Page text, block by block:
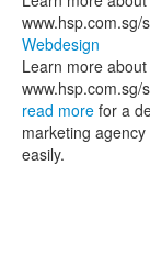
Webdesign
Learn more about
read more for a
marketing
easily.